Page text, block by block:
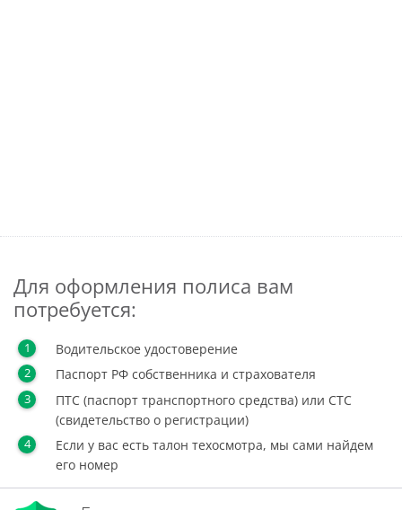
Для оформления полиса вам
потребуется:
Водительское удостоверение
Паспорт РФ собственника и страхователя
ПТС (паспорт транспортного средства) или СТС
(свидетельство о регистрации)
Если у вас есть талон техосмотра, мы сами найдем
его номер